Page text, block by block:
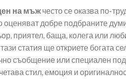
на мъж често се оказва по-
добре подбраните
приятел, баща, колега или
статия ще откриете богата
съобщение или специален
стил, емоция и